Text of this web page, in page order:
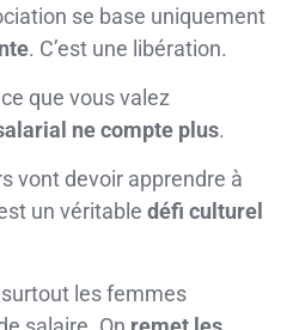
se base uniquement
. C’est une libération.
que vous valez
ne compte plus.
vont devoir apprendre à
un véritable défi culturel
les femmes